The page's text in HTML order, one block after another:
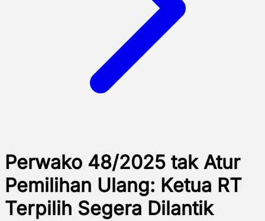
Perwako 48/2025 tak Atur
Pemilihan Ulang: Ketua RT
Terpilih Segera Dilantik